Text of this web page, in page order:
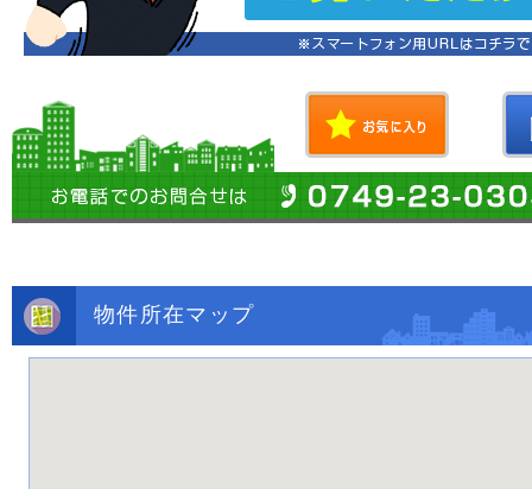
物件所在マップ